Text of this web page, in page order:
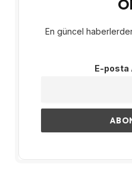
En güncel
E-posta